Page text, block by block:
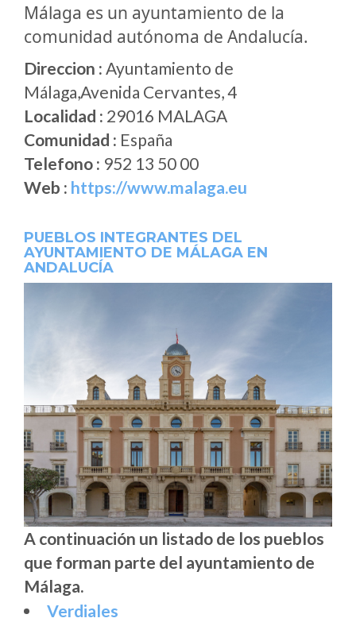
Málaga es un ayuntamiento de la
comunidad autónoma de Andalucía.
Direccion : Ayuntamiento de
Málaga,Avenida Cervantes, 4
Localidad : 29016 MALAGA
Comunidad : España
Telefono : 952 13 50 00
Web : https://www.malaga.eu
PUEBLOS INTEGRANTES DEL
AYUNTAMIENTO DE MÁLAGA EN
ANDALUCÍA
A continuación un listado de los pueblos
que forman parte del ayuntamiento de
Málaga.
Verdiales